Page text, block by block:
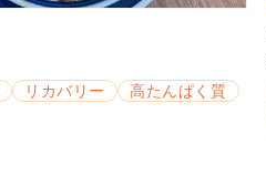
リカバリー
高たんぱく質